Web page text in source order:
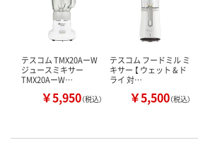
テスコム TMX20AーW
ジュースミキサー
TMX20AーW…
￥5,950（税込）
テスコム フードミル ミ
キサー 【 ウェット & ド
ライ 対…
￥5,500（税込）